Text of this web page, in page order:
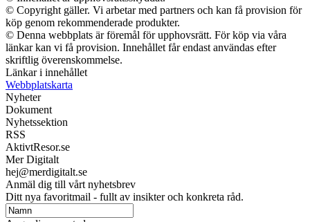
© Copyright gäller. Vi arbetar med partners och kan få provision för
köp genom rekommenderade produkter.
© Denna webbplats är föremål för upphovsrätt. För köp via våra
länkar kan vi få provision. Innehållet får endast användas efter
skriftlig överenskommelse.
Länkar i innehållet
Webbplatskarta
Nyheter
Dokument
Nyhetssektion
RSS
AktivtResor.se
Mer Digitalt
hej@merdigitalt.se
Anmäl dig till vårt nyhetsbrev
Ditt nya favoritmail - fullt av insikter och konkreta råd.